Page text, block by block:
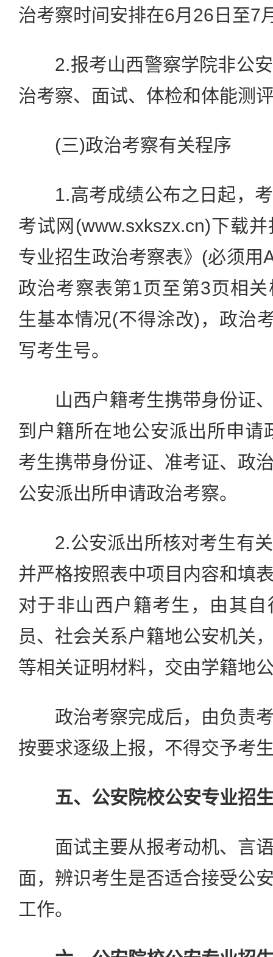
治考察时间安排在6月26日至7
2.报考山西警察学院非公安
治考察、面试、体检和体能测
(三)政治考察有关程序
1.高考成绩公布之日起，考
考试网(www.sxkszx.cn)下载
专业招生政治考察表》(必须用
政治考察表第1页至第3页相
生基本情况(不得涂改)，政治
写考生号。
山西户籍考生携带身份证、
到户籍所在地公安派出所申请
考生携带身份证、准考证、政
公安派出所申请政治考察。
2.公安派出所核对考生有关
并严格按照表中项目内容和填
对于非山西户籍考生，由其
员、社会关系户籍地公安机关
等相关证明材料，交由学籍地
政治考察完成后，由负责考
按要求逐级上报，不得交予考
五、公安院校公安专业招
面试主要从报考动机、言语
面，辨识考生是否适合接受公
工作。